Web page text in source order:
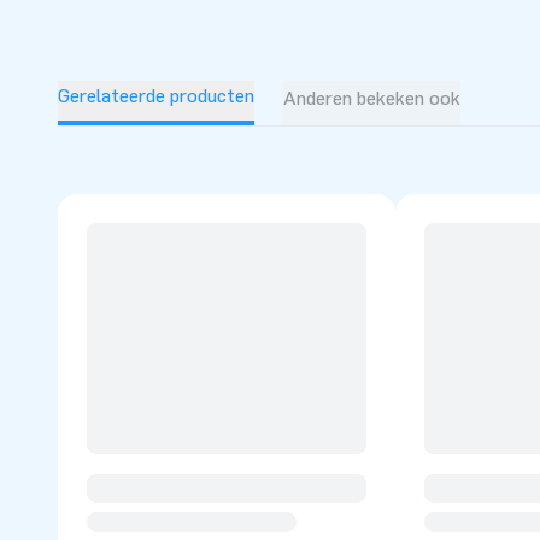
Inflatable
Gerelateerde producten Anderen bekeken ook